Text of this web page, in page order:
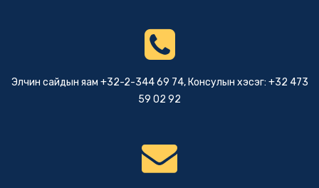
Элчин сайдын яам +32-2-344 69 74, Консулын хэсэг: +32 473
59 02 92